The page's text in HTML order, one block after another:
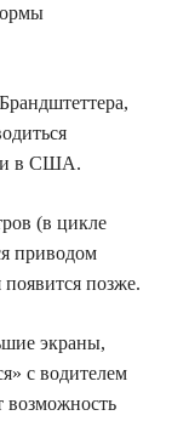
и в США.
(в цикле
приводом
позже.
экраны,
с водителем
возможность